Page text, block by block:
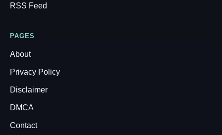
RSS Feed
PAGES
About
Privacy Policy
Disclaimer
DMCA
Contact